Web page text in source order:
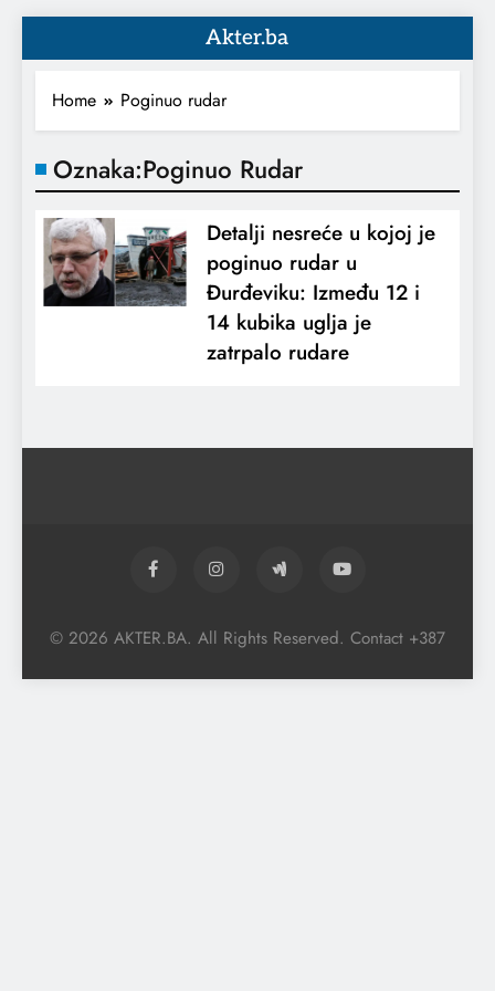
Akter.ba
Home Poginuo rudar
Oznaka:Poginuo Rudar
Detalji nesreće u kojoj je
poginuo rudar u
Đurđeviku: Između 12 i
14 kubika uglja je
zatrpalo rudare
© 2026 AKTER.BA. All Rights Reserved. Contact +387